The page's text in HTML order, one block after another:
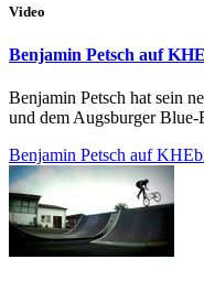
Video
Benjamin Petsch auf
Benjamin Petsch hat sein
und dem Augsburger
Benjamin Petsch auf